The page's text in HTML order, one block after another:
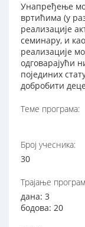
Унапређење
вртићима (у
реализације
семинару, и
реализације
одговарајући
појединих
добробити деце
Теме програма:
Број учесника:
30
Трајање
дана: 3
бодова: 20